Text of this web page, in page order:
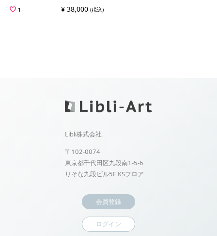
1
¥ 38,000 (税込)
Libli株式会社
〒102-0074
東京都千代田区九段南1-5-6
りそな九段ビル5F KSフロア
会員登録
ログイン